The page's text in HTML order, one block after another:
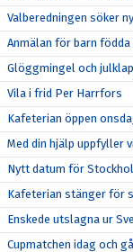
Valberedningen söker
Anmälan för barn födda
Glöggmingel och
Vila i frid Per Harrfors
Kafeterian öppen
Med din hjälp uppfyller
Nytt datum för
Kafeterian stänger för
Enskede utslagna ur
Cupmatchen idag och